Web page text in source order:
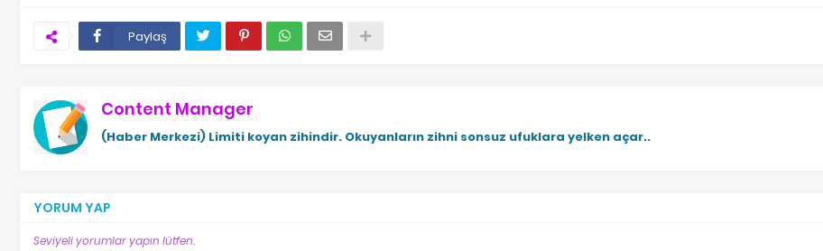
Paylaş
Content Manager
(Haber Merkezi) Limiti koyan zihindir. Okuyanların zihni sonsuz ufuklara yelken açar..
YORUM YAP
Seviyeli yorumlar yapın lütfen.